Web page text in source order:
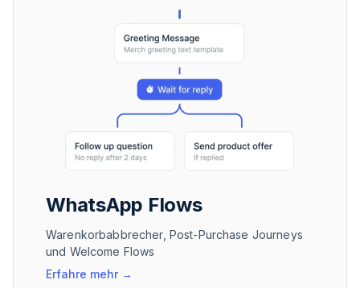
WhatsApp Flows
Warenkorbabbrecher, Post-Purchase Journeys
und Welcome Flows
Erfahre mehr→